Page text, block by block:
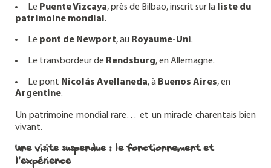
Le Puente Vizcaya, près de Bilbao, inscrit sur la liste du
patrimoine mondial .
Le pont de Newport, au Royaume-Uni.
Le transbordeur de Rendsburg, en Allemagne.
Le pont Nicolás Avellaneda, à Buenos Aires, en
Argentine.
Un patrimoine mondial rare… et un miracle charentais bien
vivant.
Une visite suspendue : le fonctionnement et
l’expérience